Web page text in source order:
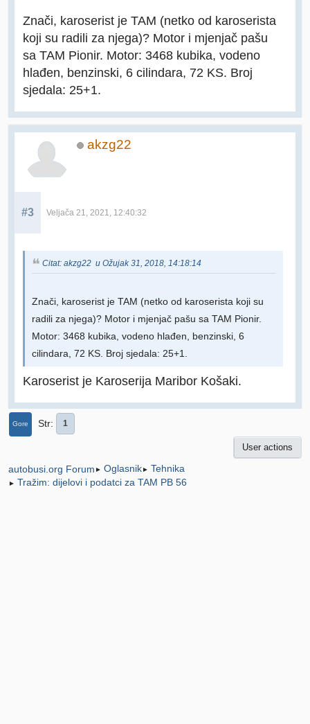
Znači, karoserist je TAM (netko od karoserista
koji su radili za njega)? Motor i mjenjač pašu
sa TAM Pionir. Motor: 3468 kubika, vodeno
hlađen, benzinski, 6 cilindara, 72 KS. Broj
sjedala: 25+1.
akzg22
#3 Veljača 21, 2021, 12:40:32
Citat: akzg22 u Ožujak 31, 2018, 14:18:14
Znači, karoserist je TAM (netko od karoserista koji su
radili za njega)? Motor i mjenjač pašu sa TAM Pionir.
Motor: 3468 kubika, vodeno hlađen, benzinski, 6
cilindara, 72 KS. Broj sjedala: 25+1.
Karoserist je Karoserija Maribor Košaki.
Gore Str 1
User actions
autobusi.org Forum ► Oglasnik► Tehnika
► Tražim: dijelovi i podatci za TAM PB 56